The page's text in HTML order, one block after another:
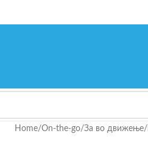
Home/On-the-go/За во движење/